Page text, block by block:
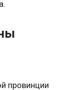
провинции